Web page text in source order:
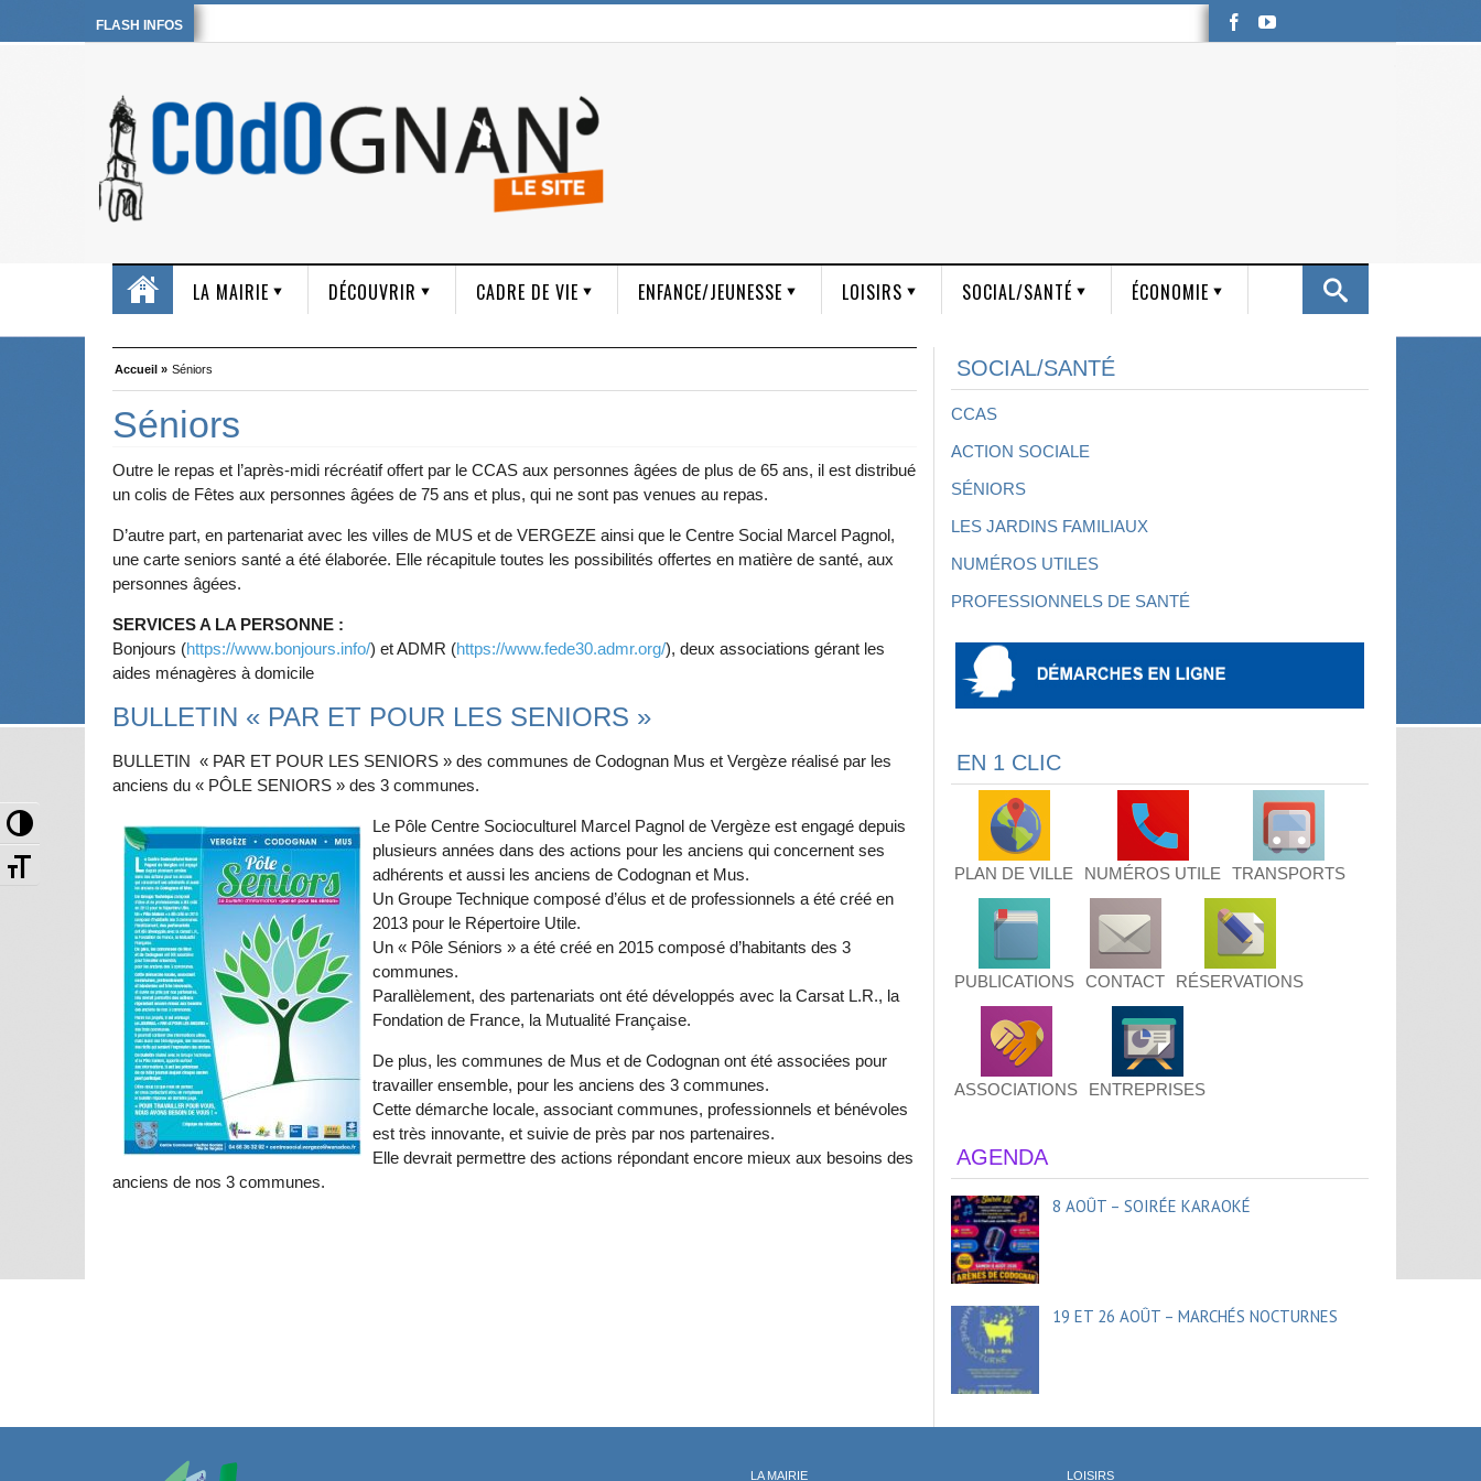
Passer en contraste élevé
Changer la taille de la police
FLASH INFOS
LA MAIRIE DÉCOUVRIR CADRE DE VIE ENFANCE/JEUNESSE LOISIRS SOCIAL/SANTÉ ÉCONOMIE
Accueil » Séniors
Séniors
Outre le repas et l’après-midi récréatif offert par le CCAS aux personnes âgées de plus de 65 ans, il est distribué
un colis de Fêtes aux personnes âgées de 75 ans et plus, qui ne sont pas venues au repas.
D’autre part, en partenariat avec les villes de MUS et de VERGEZE ainsi que le Centre Social Marcel Pagnol,
une carte seniors santé a été élaborée. Elle récapitule toutes les possibilités offertes en matière de santé, aux
personnes âgées.
SERVICES A LA PERSONNE :
Bonjours (https://www.bonjours.info/) et ADMR (https://www.fede30.admr.org/), deux associations gérant les
aides ménagères à domicile
BULLETIN « PAR ET POUR LES SENIORS »
BULLETIN « PAR ET POUR LES SENIORS » des communes de Codognan Mus et Vergèze réalisé par les
anciens du « PÔLE SENIORS » des 3 communes.
Le Pôle Centre Socioculturel Marcel Pagnol de Vergèze est engagé depuis
plusieurs années dans des actions pour les anciens qui concernent ses
adhérents et aussi les anciens de Codognan et Mus.
Un Groupe Technique composé d’élus et de professionnels a été créé en
2013 pour le Répertoire Utile.
Un « Pôle Séniors » a été créé en 2015 composé d’habitants des 3
communes.
Parallèlement, des partenariats ont été développés avec la Carsat L.R., la
Fondation de France, la Mutualité Française.
De plus, les communes de Mus et de Codognan ont été associées pour
travailler ensemble, pour les anciens des 3 communes.
Cette démarche locale, associant communes, professionnels et bénévoles
est très innovante, et suivie de près par nos partenaires.
Elle devrait permettre des actions répondant encore mieux aux besoins des
anciens de nos 3 communes.
SOCIAL/SANTÉ
CCAS
ACTION SOCIALE
SÉNIORS
LES JARDINS FAMILIAUX
NUMÉROS UTILES
PROFESSIONNELS DE SANTÉ
EN 1 CLIC
PLAN DE VILLE NUMÉROS UTILE TRANSPORTS
PUBLICATIONS CONTACT RÉSERVATIONS
ASSOCIATIONS ENTREPRISES
AGENDA
8 AOÛT – SOIRÉE KARAOKÉ
19 ET 26 AOÛT – MARCHÉS NOCTURNES
LA MAIRIE LOISIRS